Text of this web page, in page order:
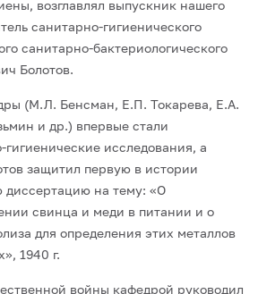
возглавлял выпускник нашего
санитарно-гигиенического
санитарно-бактериологического
Болотов.
(М.Л. Бенсман, Е.П. Токарева, Е.А.
и др.) впервые стали
гигиенические исследования, а
защитил первую в истории
диссертацию на тему: «О
свинца и меди в питании и о
для определения этих металлов
1940 г.
войны кафедрой руководил